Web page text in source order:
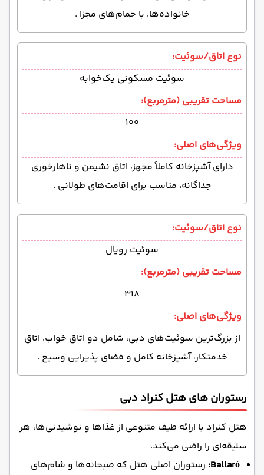
خانواده‌ها، با حمام‌های مجزا .
نوع اتاق/سوئیت:
سوئیت مسکونی یک‌خوابه
مساحت تقریبی (مترمربع):
۱۰۰
ویژگی‌های اصلی:
دارای آشپزخانه کاملاً مجهز، اتاق نشیمن و ناهارخوری
جداگانه، مناسب برای اقامت‌های طولانی .
نوع اتاق/سوئیت:
سوئیت رویال
مساحت تقریبی (مترمربع):
۳۱۸
ویژگی‌های اصلی:
از بزرگ‌ترین سوئیت‌های دبی، شامل دو اتاق خواب، اتاق
خدمتکار، آشپزخانه کامل و فضای پذیرایی وسیع .
رستوران‌ های هتل کنراد دبی
هتل کنراد با ارائه طیف متنوعی از غذاها و نوشیدنی‌ها، هر
سلیقه‌ای را راضی می‌کند.
Ballarò: رستوران اصلی هتل که صبحانه‌ها و شام‌های